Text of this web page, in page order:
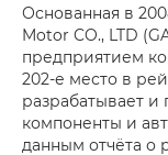
Основанная в
Motor CO., LTD
предприятием
202-е место в
разрабатывает
компоненты и
данным отчёта о